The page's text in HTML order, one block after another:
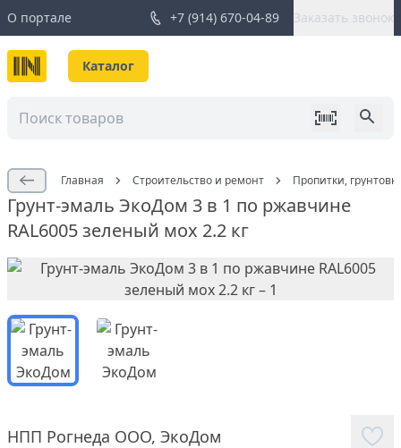
О портале +7 (914) 670-04-89 Заказать звонок
Каталог
Главная Строительство и ремонт Пропитки,
Грунт-эмаль ЭкоДом 3 в 1 по ржавчине
RAL6005 зеленый мох 2.2 кг
НПП Рогнеда ООО, ЭкоДом